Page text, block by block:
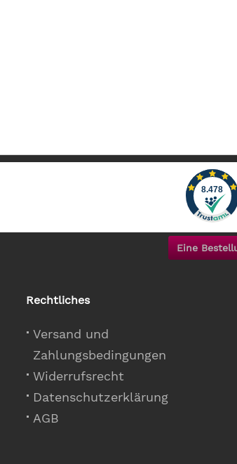
Eine
Rechtliches
Versand und
Zahlungsbedingungen
Widerrufsrecht
Datenschutzerklärung
AGB